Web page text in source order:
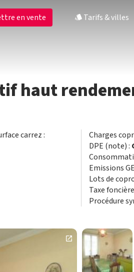
en vente Tarifs & villes
haut
carrez :
Charges
DPE (note) :
Emissions
Lots de
Taxe
Procédure